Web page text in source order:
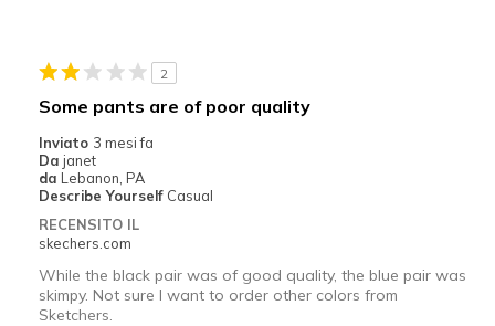
2
Some pants are of poor quality
Inviato 3 mesi fa
Da janet
da Lebanon, PA
Describe Yourself Casual
RECENSITO IL
skechers.com
While the black pair was of good quality, the blue pair was
skimpy. Not sure I want to order other colors from
Sketchers.